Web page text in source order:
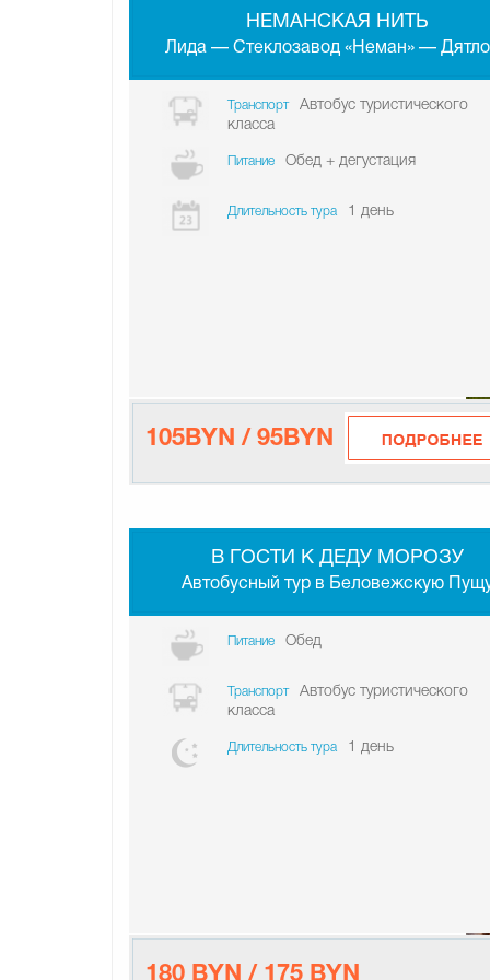
НЕМАНСКАЯ НИТЬ
Лида — Стеклозавод «Неман» —
Транспорт
Автобус туристического
класса
Питание Обед + дегустация
Длительность тура 1 день
105BYN / 95BYN
В ГОСТИ К ДЕДУ МОРОЗУ
Автобусный тур в Беловежскую
Питание Обед
Транспорт
Автобус туристического
класса
Длительность тура 1 день
180 BYN / 175 BYN